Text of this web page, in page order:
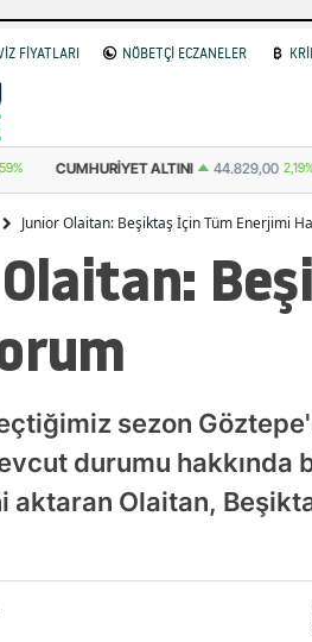
FİYATLARI NÖBETÇİ ECZANELER
CUMHURIYET ALTINI 44.829,00 2,19%
Junior Olaitan: Beşiktaş İçin Tüm Enerjimi
sezon
durumu hakkında
aktaran Olaitan,